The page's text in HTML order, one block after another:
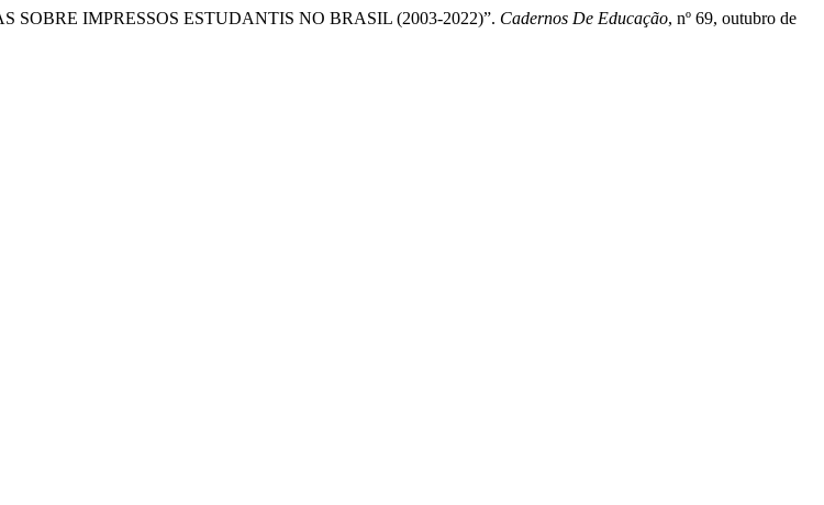
SOBRE IMPRESSOS ESTUDANTIS NO BRASIL (2003-2022)”. Cadernos De Educação, nº 69, outubro de